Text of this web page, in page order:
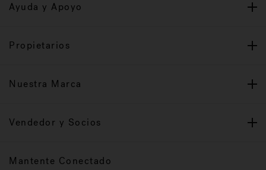
Ayuda y Apoyo
Propietarios
Nuestra Marca
Vendedor y Socios
Mantente Conectado